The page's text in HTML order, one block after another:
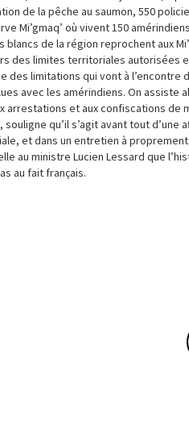
de la pêche au saumon, 550
Mi’gmaq’ où vivent 150
blancs de la région reprochent aux
des limites territoriales autorisées
des limitations qui vont à l’encontre
avec les amérindiens. On assiste
arrestations et aux confiscations de
qu’il s’agit avant tout d’une
et dans un entretien à
au ministre Lucien Lessard que
au fait français.